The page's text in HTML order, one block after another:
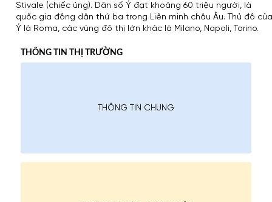
Stivale (chiếc ủng). Dân số Ý đạt khoảng 60 triệu người, là
quốc gia đông dân thứ ba trong Liên minh châu Âu. Thủ đô của
Ý là Roma, các vùng đô thị lớn khác là Milano, Napoli, Torino.
THÔNG TIN THỊ TRƯỜNG
THÔNG TIN CHUNG